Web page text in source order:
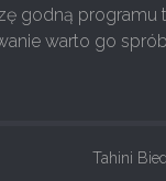
godną programu
warto go
Tahini